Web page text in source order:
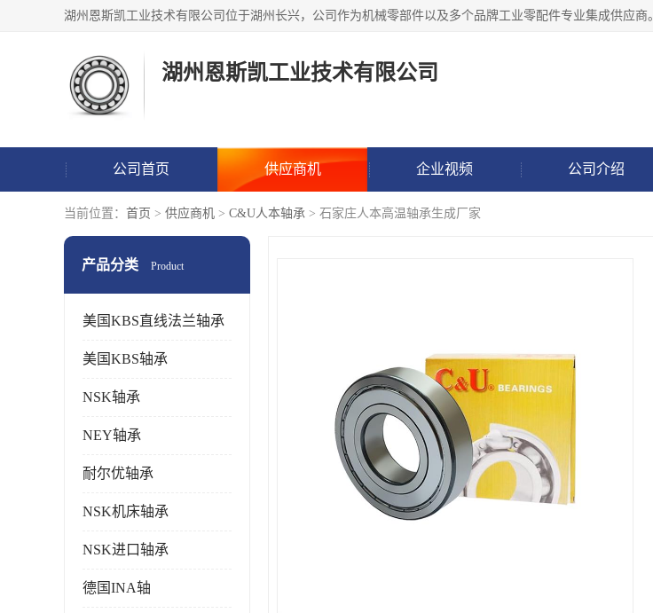
湖州恩斯凯工业技术有限公司
公司首页 供应商机 企业视频 公司介绍
当前位置： 首页 > 供应商机 > C&U人本轴承 > 石家庄人本高温轴承生成厂家
产品分类 Product
美国KBS直线法兰轴承
美国KBS轴承
NSK轴承
NEY轴承
耐尔优轴承
NSK机床轴承
NSK进口轴承
德国INA轴